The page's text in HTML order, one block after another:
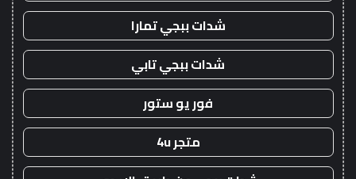
شدات ببجي تمارا
شدات ببجي تابي
فور يو ستور
متجر 4u